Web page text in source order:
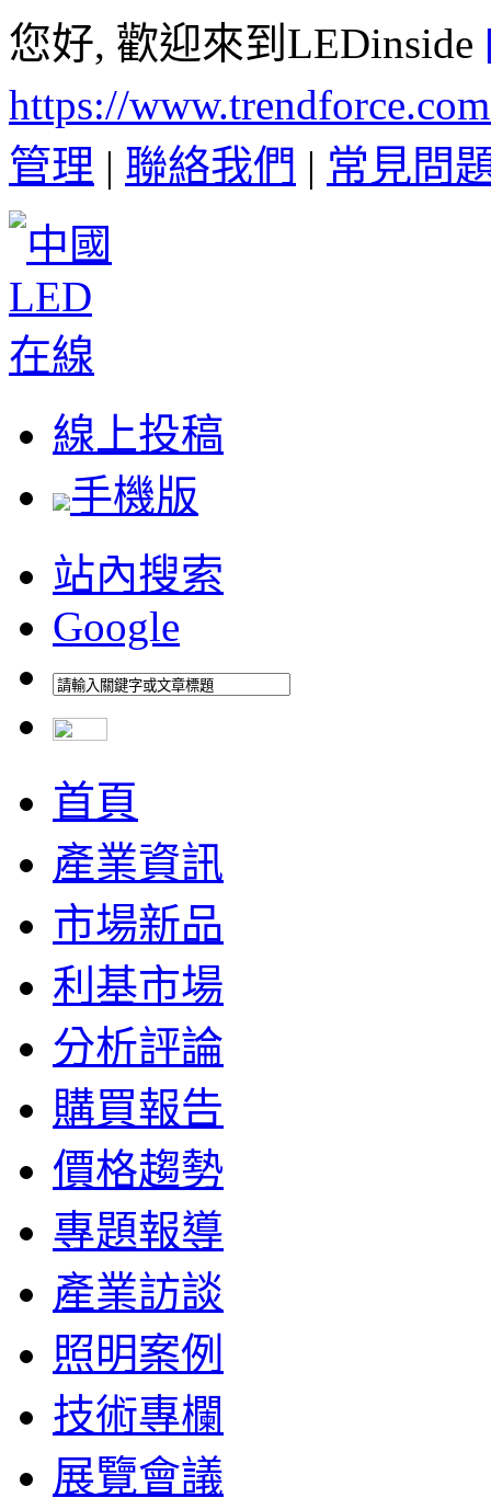
您好, 歡迎來到LEDinside
https://
管理 | 聯絡我們 | 常見問
線上投稿
手機版
站內搜索
Google
首頁
產業資訊
市場新品
利基市場
分析評論
購買報告
價格趨勢
專題報導
產業訪談
照明案例
技術專欄
展覽會議